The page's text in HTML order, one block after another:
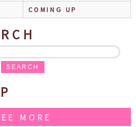
COMING UP
SEARCH
MORE